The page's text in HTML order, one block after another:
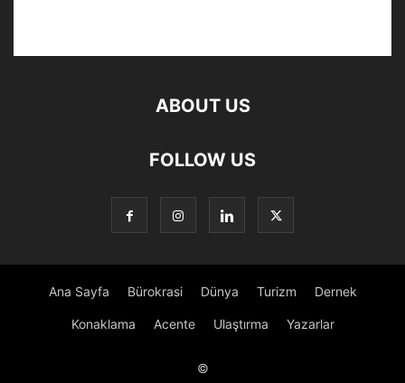
ABOUT US
FOLLOW US
Ana Sayfa Bürokrasi Dünya Turizm Dernek
Konaklama Acente Ulaştırma Yazarlar
©